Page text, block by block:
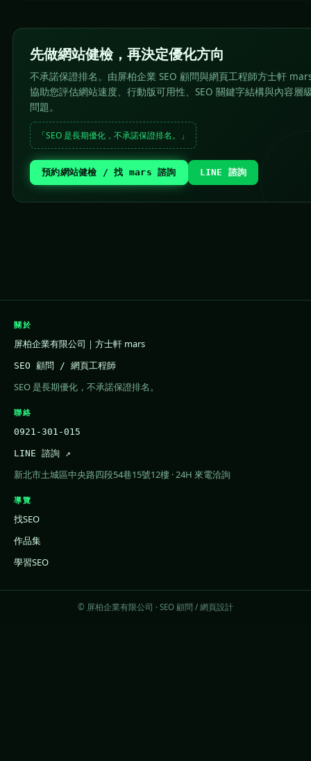
先做網站健檢，再決定優化方向
不承諾保證排名。由屏柏企業 SEO 顧問與網頁工程師方士軒
協助您評估網站速度、行動版可用性、SEO 關鍵字結構與內容層
問題。
「SEO 是長期優化，不承諾保證排名。」
預約網站健檢 / 找 mars 諮詢 LINE 諮詢
關於
屏柏企業有限公司｜方士軒 mars
SEO 顧問 / 網頁工程師
SEO 是長期優化，不承諾保證排名。
聯絡
0921-301-015
LINE 諮詢 ↗
新北市土城區中央路四段54巷15號12樓 · 24H 來電洽詢
導覽
找SEO
作品集
學習SEO
© 屏柏企業有限公司 · SEO 顧問 / 網頁設計